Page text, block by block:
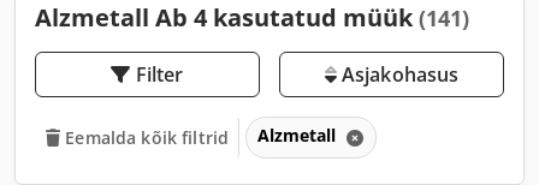
Alzmetall Ab 4 kasutatud müük (141)
Filter Asjakohasus
Eemalda kõik filtrid Alzmetall